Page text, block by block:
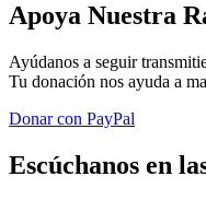
Apoya Nuestra
Ayúdanos a seguir
Tu donación nos ayuda a
Donar con PayPal
Escúchanos en